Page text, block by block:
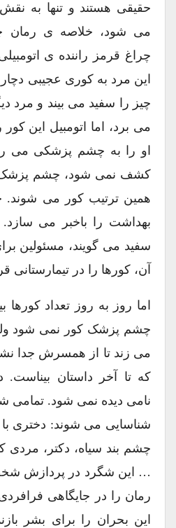
حقیقی هستند و تنها به نقش
می شود، خلاصه ی رمان
چراغ قرمز راننده ی
این مرد به کوری عجیبی
چیز را سفید می بیند و مرد
می برد، اما اتومبیل این
او را به چشم پزشکی می
کشف نمی شود، چشم پزشک و
همین ترتیب کور می شوند.
بهداشت را باخبر می سازد.
سفید می گویند، مسئولین
آن، کورها را در تیمارستانی
اما روز به روز تعداد
چشم پزشک کور نمی شود
می زند تا از همسرش جدا
که تا آخر داستان بیناست.
نامی دیده نمی شود. تمامی
شناسایی می شوند: دختری با
چشم بند سیاه، دکتر، مردی
… این شگرد در پردازش
رمان را در جایگاهی
این بحران را برای بشر